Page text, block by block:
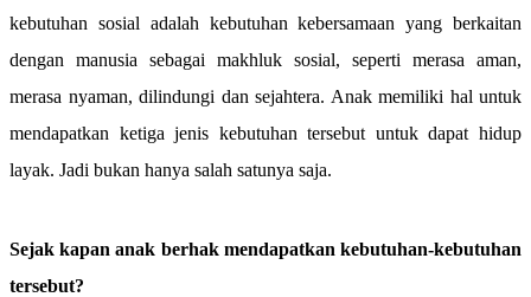
kebutuhan sosial adalah kebutuhan kebersamaan yang berkaitan
dengan manusia sebagai makhluk sosial, seperti merasa aman,
merasa nyaman, dilindungi dan sejahtera. Anak memiliki hal untuk
mendapatkan ketiga jenis kebutuhan tersebut untuk dapat hidup
layak. Jadi bukan hanya salah satunya saja.
Sejak kapan anak berhak mendapatkan kebutuhan-kebutuhan
tersebut?